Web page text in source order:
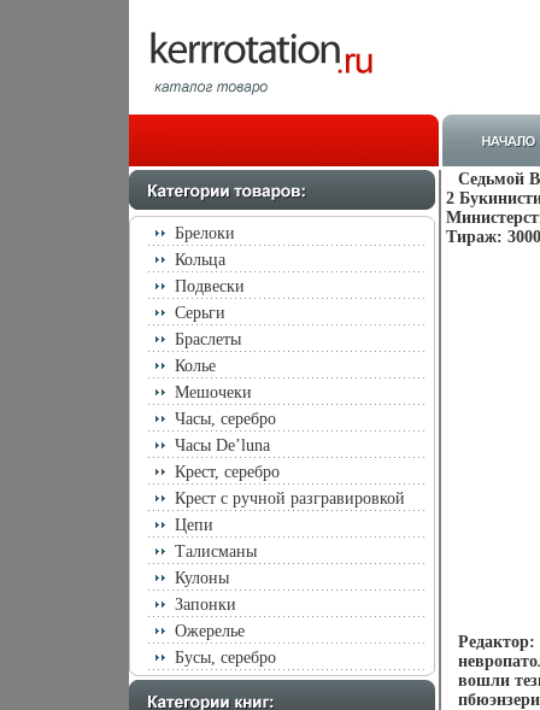
Брелоки
Кольца
Подвески
Серьги
Браслеты
Колье
Мешочеки
Часы, серебро
Часы De’luna
Крест, серебро
Крест с ручной разгравировкой
Цепи
Талисманы
Кулоны
Запонки
Ожерелье
Бусы, серебро
Седьмой
2
Тираж:
Редактор:
вошли